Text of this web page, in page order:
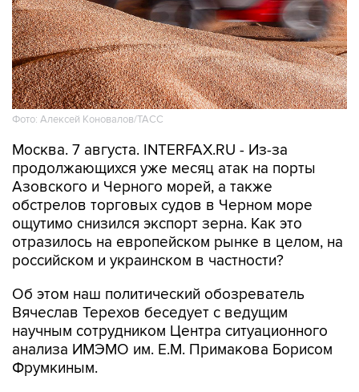
Фото: Алексей Коновалов/ТАСС
Москва. 7 августа. INTERFAX.RU - Из-за
продолжающихся уже месяц атак на порты
Азовского и Черного морей, а также
обстрелов торговых судов в Черном море
ощутимо снизился экспорт зерна. Как это
отразилось на европейском рынке в целом, на
российском и украинском в частности?
Об этом наш политический обозреватель
Вячеслав Терехов беседует с ведущим
научным сотрудником Центра ситуационного
анализа ИМЭМО им. Е.М. Примакова Борисом
Фрумкиным.